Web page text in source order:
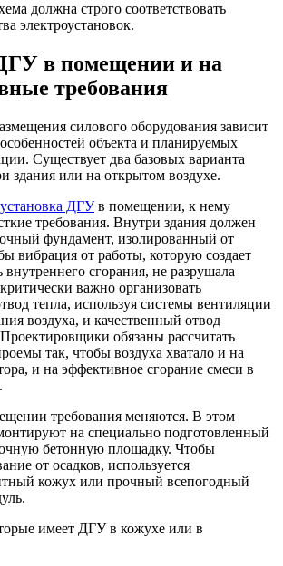
должна строго соответствовать
электроустановок.
в помещении и на
требования
силового оборудования зависит
объекта и планируемых
Существует два базовых варианта
здания или на открытом воздухе.
установка ДГУв помещении, к нему
требования. Внутри здания должен
фундамент, изолированный от
вибрация от работы, которую создает
сгорания, не разрушала
важно организовать
тепла, используя системы вентиляции
воздуха, и качественный отвод
обязаны рассчитать
так, чтобы воздуха хватало и на
и на эффективное сгорание смеси в
требования меняются. В этом
на специально подготовленный
бетонную площадку. Чтобы
от осадков, используется
кожух или прочный всепогодный
имеет ДГУ в кожухе или в